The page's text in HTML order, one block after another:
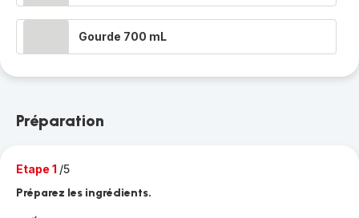
Gourde 700 mL
Préparation
Etape 1 /5
Préparez les ingrédients.